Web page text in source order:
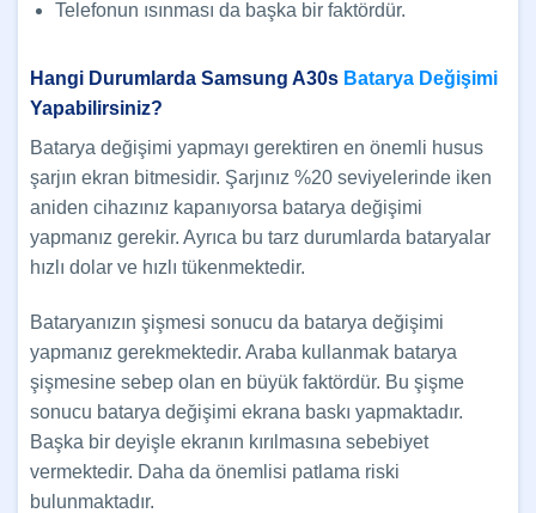
Telefonun ısınması da başka bir faktördür.
Hangi Durumlarda Samsung A30s Batarya Değişimi
Yapabilirsiniz?
Batarya değişimi yapmayı gerektiren en önemli husus
şarjın ekran bitmesidir. Şarjınız %20 seviyelerinde iken
aniden cihazınız kapanıyorsa batarya değişimi
yapmanız gerekir. Ayrıca bu tarz durumlarda bataryalar
hızlı dolar ve hızlı tükenmektedir.
Bataryanızın şişmesi sonucu da batarya değişimi
yapmanız gerekmektedir. Araba kullanmak batarya
şişmesine sebep olan en büyük faktördür. Bu şişme
sonucu batarya değişimi ekrana baskı yapmaktadır.
Başka bir deyişle ekranın kırılmasına sebebiyet
vermektedir. Daha da önemlisi patlama riski
bulunmaktadır.